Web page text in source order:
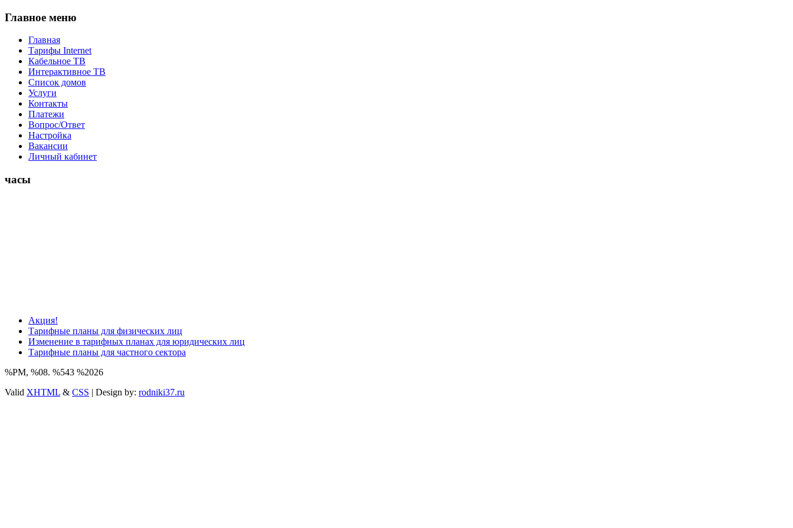
Главное меню
Главная
Тарифы Internet
Кабельное ТВ
Интерактивное ТВ
Список домов
Услуги
Контакты
Платежи
Вопрос/Ответ
Настройка
Вакансии
Личный кабинет
часы
Акция!
Тарифные планы для физических лиц
Изменение в тарифных планах для юридических лиц
Тарифные планы для частного сектора
%PM, %08. %543 %2026
Valid XHTML & CSS | Design by: rodniki37.ru